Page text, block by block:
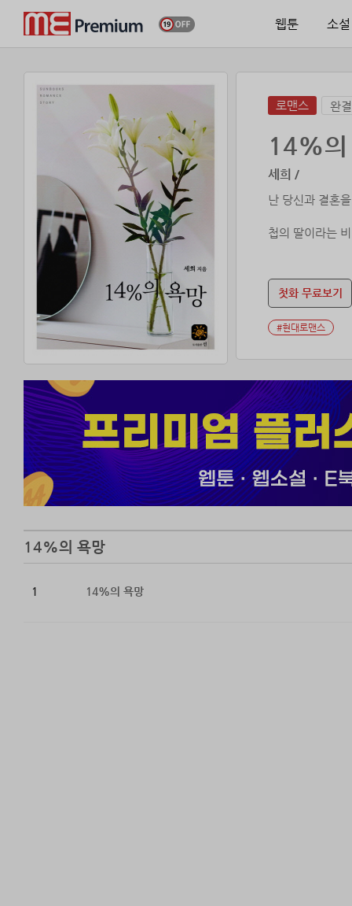
웹툰 소설
로맨스 완결
14%의
세희 /
난 당신과 결혼
첩의 딸이라는
심하는데….
첫화 무료보기
#현대로맨스
14%의 욕망
1 14%의 욕망